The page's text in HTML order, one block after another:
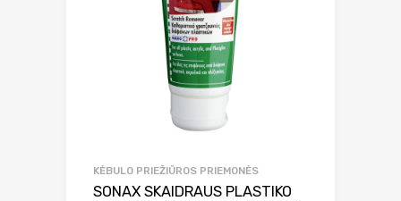
KĖBULO PRIEŽIŪROS PRIEMONĖS
SONAX SKAIDRAUS PLASTIKO